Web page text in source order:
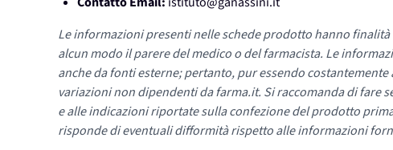
Le informazioni presenti nelle schede prodotto hanno
alcun modo il parere del medico o del farmacista. Le
anche da fonti esterne; pertanto, pur essendo
variazioni non dipendenti da farma.it. Si raccomanda di fare
e alle indicazioni riportate sulla confezione del prodotto
risponde di eventuali difformità rispetto alle informazioni